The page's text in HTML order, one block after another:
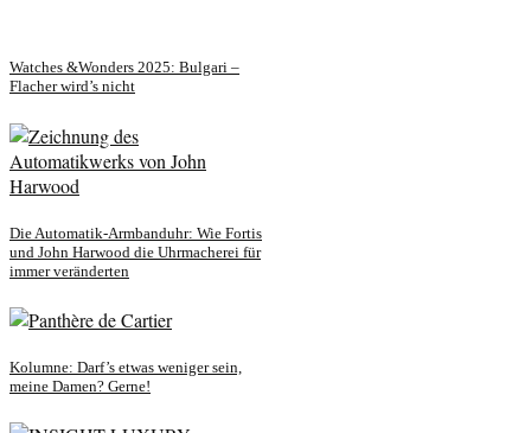
Watches &Wonders 2025: Bulgari –
Flacher wird’s nicht
Die Automatik-Armbanduhr: Wie Fortis
und John Harwood die Uhrmacherei für
immer veränderten
Kolumne: Darf’s etwas weniger sein,
meine Damen? Gerne!